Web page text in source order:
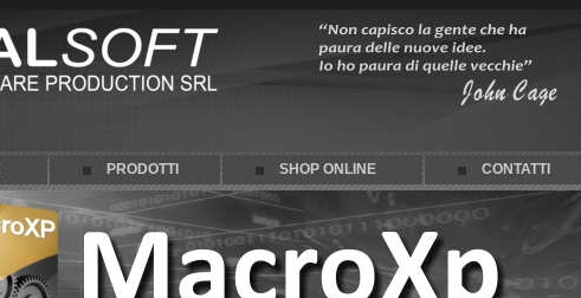
PRODOTTI SHOP ONLINE CONTATTI